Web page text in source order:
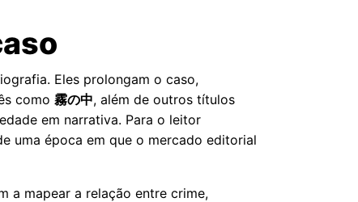
Eles prolongam o caso,
como 霧の中, além de outros títulos
em narrativa. Para o leitor
uma época em que o mercado editorial
a mapear a relação entre crime,